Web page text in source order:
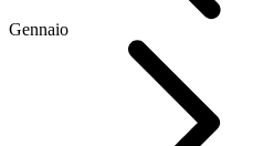
Gennaio